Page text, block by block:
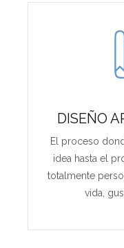
DISEÑO
El proceso
idea hasta el
totalmente
vida,